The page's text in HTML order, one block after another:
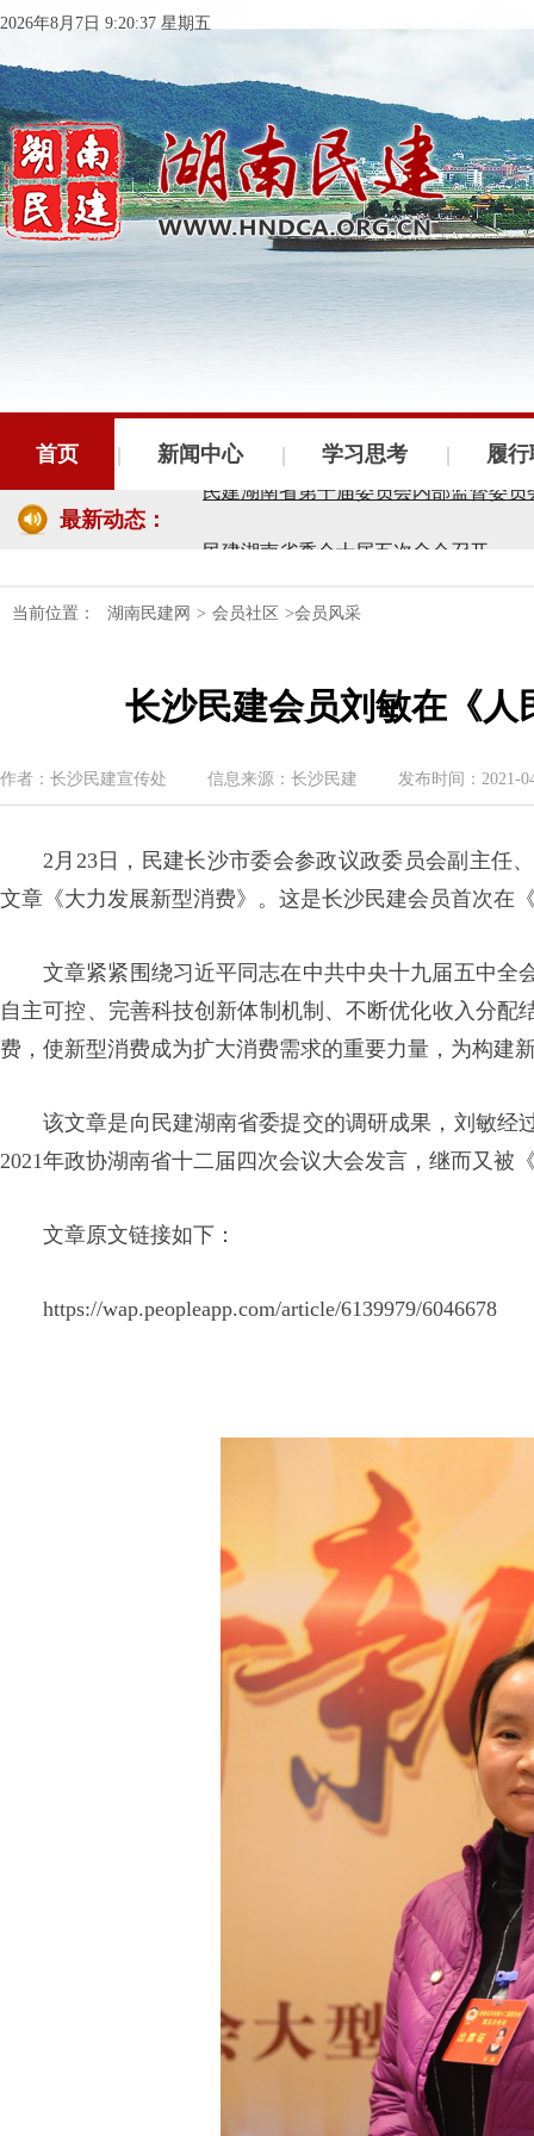
2026年8月7日 9:20:38 星期五
首页 新闻中心 学习思考 履
最新动态：
民建湖南省委会开展2024年度理论学
民建湖南省委会召开全省组织建设工作
民建湖南省委会开展2024年度理论学
民建湖南省第十届委员会内部监督委
当前位置： 湖南民建网 > 会员社区 >会员风采
长沙民建会员刘敏在《
作者：长沙民建宣传处 信息来源：长沙民建 发布时间：2021-
2月23日，民建长沙市委会参政议政委员会副主任
文章《大力发展新型消费》。这是长沙民建会员首次在
文章紧紧围绕习近平同志在中共中央十九届五中全
自主可控、完善科技创新体制机制、不断优化收入分
费，使新型消费成为扩大消费需求的重要力量，为构建
该文章是向民建湖南省委提交的调研成果，刘敏经
2021年政协湖南省十二届四次会议大会发言，继而又被
文章原文链接如下：
https://wap.peopleapp.com/article/6139979/6046678